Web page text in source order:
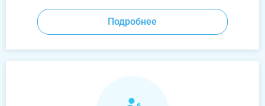
Подробнее